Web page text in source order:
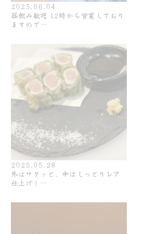
2025.06.04
昼飲み歓迎 12時から営業しており
ますので…
2025.05.28
外はサクッと、中はしっとりレア
仕上げ！…